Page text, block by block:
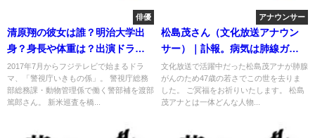
俳優
清原翔の彼女は誰？明治大学出
身？身長や体重は？出演ドラマ
は？
2017年7月からフジテレビで始まるドラ
マ、「警視庁いきもの係」。 警視庁総務
部総務課・動物管理係で働く警部補を渡部
篤郎さん。 新米巡査を橋...
アナウンサー
松島茂さん（文化放送アナウン
サー）｜訃報。病気は肺線ガ
ン。結婚jし嫁も
文化放送で活躍中だった松島茂アナが肺腺
がんのため47歳の若さでこの世を去りま
した。 ご冥福をお祈りいたします。 松島
茂アナとは一体どんな人物...